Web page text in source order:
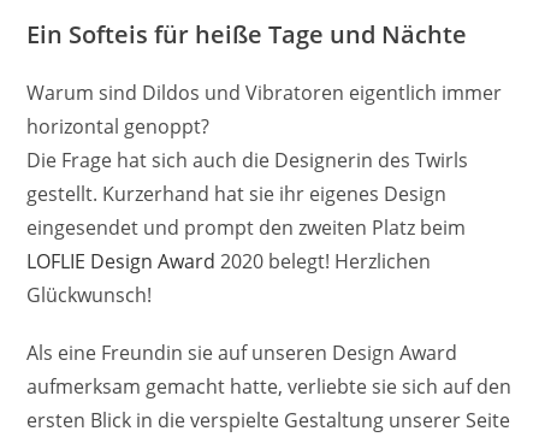
Ein Softeis für heiße Tage und Nächte
Warum sind Dildos und Vibratoren eigentlich immer
horizontal genoppt?
Die Frage hat sich auch die Designerin des Twirls
gestellt. Kurzerhand hat sie ihr eigenes Design
eingesendet und prompt den zweiten Platz beim
LOFLIE Design Award 2020 belegt! Herzlichen
Glückwunsch!
Als eine Freundin sie auf unseren Design Award
aufmerksam gemacht hatte, verliebte sie sich auf den
ersten Blick in die verspielte Gestaltung unserer Seite